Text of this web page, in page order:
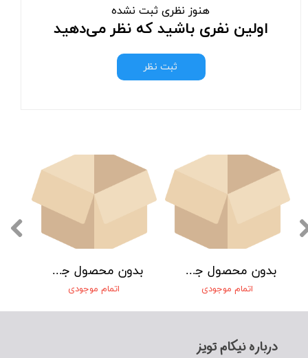
هنوز نظری ثبت نشده
اولین نفری باشید که نظر می‌دهید
ثبت نظر
بدون محصول جهت نمایش
اتمام موجودی
بدون محصول جهت نمایش
اتمام موجودی
​درباره نیکام تویز